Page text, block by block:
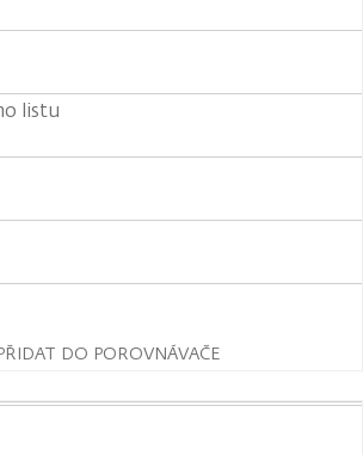
listu
DO POROVNÁVAČE